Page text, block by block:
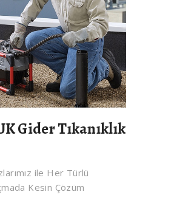
Gider Tıkanıklık
ile Her Türlü
Kesin Çözüm